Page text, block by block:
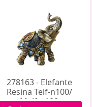
278163 - Elefante
Resina Telf-n100/
Melf-n100